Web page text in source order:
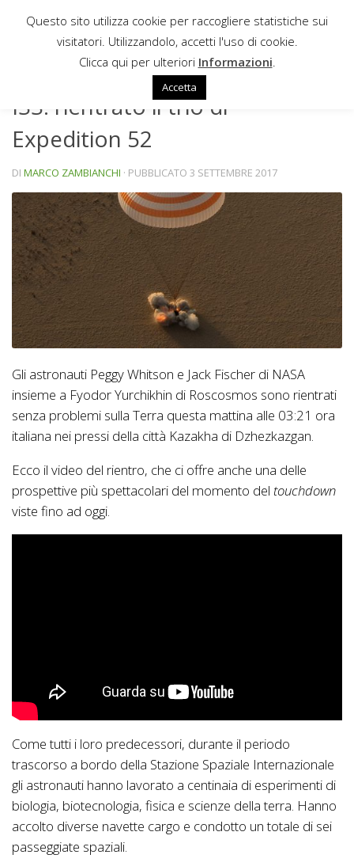
Sotto il contenuto
ISS: rientrato il trio di
Expedition 52
DI MARCO ZAMBIANCHI · PUBBLICATO 3 SETTEMBRE 2017
Gli astronauti Peggy Whitson e Jack Fischer di NASA
insieme a Fyodor Yurchikhin di Roscosmos sono rientrati
senza problemi sulla Terra questa mattina alle 03:21 ora
italiana nei pressi della città Kazakha di Dzhezkazgan.
Ecco il video del rientro, che ci offre anche una delle
prospettive più spettacolari del momento del touchdown
viste fino ad oggi.
Come tutti i loro predecessori, durante il periodo
trascorso a bordo della Stazione Spaziale Internazionale
gli astronauti hanno lavorato a centinaia di esperimenti di
biologia, biotecnologia, fisica e scienze della terra. Hanno
accolto diverse navette cargo e condotto un totale di sei
passeggiate spaziali.
Questo sito utilizza cookie per raccogliere statistiche sui
visitatori. Utilizzandolo, accetti l'uso di cookie.
Clicca qui per ulteriori Informazioni
Accetta